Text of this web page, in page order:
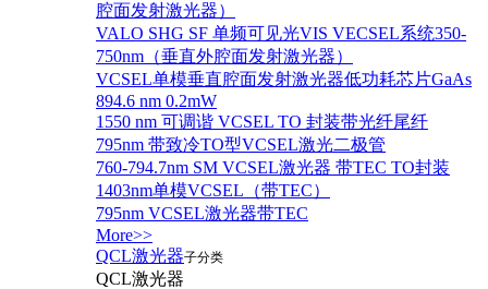
腔面发射激光器）
VALO SHG SF 单频可见光VIS VECSEL系统350-
750nm（垂直外腔面发射激光器）
VCSEL单模垂直腔面发射激光器低功耗芯片GaAs
894.6 nm 0.2mW
1550 nm 可调谐 VCSEL TO 封装带光纤尾纤
795nm 带致冷TO型VCSEL激光二极管
760-794.7nm SM VCSEL激光器 带TEC TO封装
1403nm单模VCSEL（带TEC）
795nm VCSEL激光器带TEC
More>>
QCL激光器子分类
QCL激光器